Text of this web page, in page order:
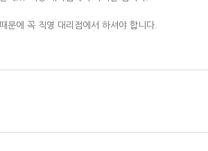
문에 꼭 직영 대리점에서 하셔야 합니다.